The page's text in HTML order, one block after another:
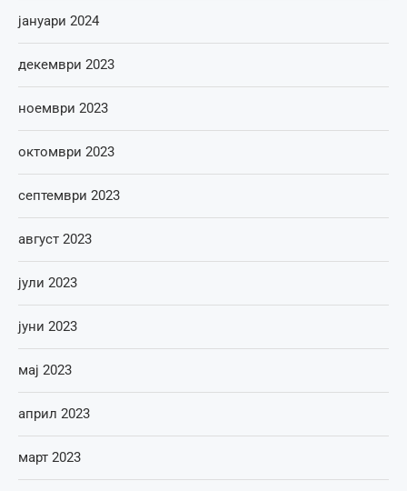
јануари 2024
декември 2023
ноември 2023
октомври 2023
септември 2023
август 2023
јули 2023
јуни 2023
мај 2023
април 2023
март 2023